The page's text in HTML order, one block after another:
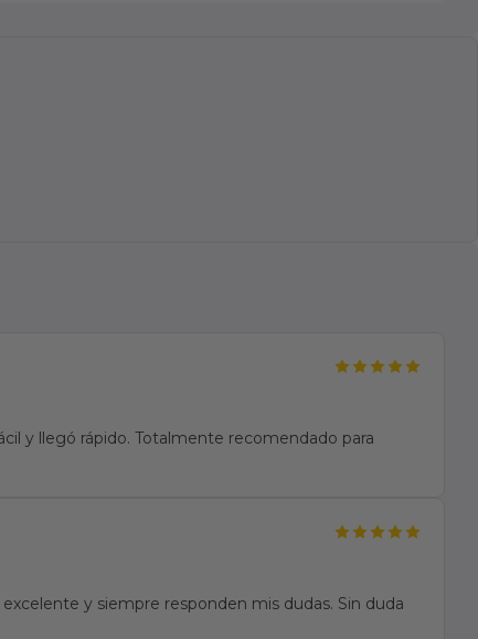
y llegó rápido. Totalmente recomendado para
y siempre responden mis dudas. Sin duda